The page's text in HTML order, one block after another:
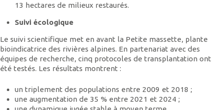
13 hectares de milieux restaurés.
Suivi écologique
Le suivi scientifique met en avant la Petite massette, plante
bioindicatrice des rivières alpines. En partenariat avec des
équipes de recherche, cinq protocoles de transplantation ont
été testés. Les résultats montrent :
un triplement des populations entre 2009 et 2018 ;
une augmentation de 35 % entre 2021 et 2024 ;